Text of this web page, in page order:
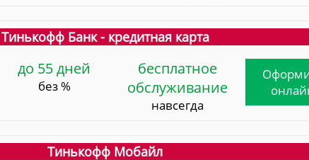
Тинькофф Банк - кредитная карта
до 55 дней
без %
бесплатное
обслуживание
навсегда
Тинькофф Мобайл